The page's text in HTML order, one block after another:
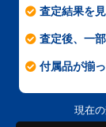
査定結果を
査定後、一
付属品が揃
現在